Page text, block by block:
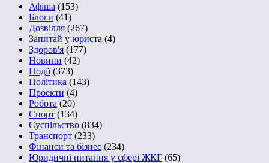
Афіша (153)
Блоги (41)
Дозвілля (267)
Запитай у юриста (4)
Здоров'я (177)
Новини (42)
Події(373)
Політика (143)
Проекти (4)
Робота (20)
Спорт (134)
Суспільство (834)
Транспорт (233)
Фінанси та бізнес (234)
Юридичні питання у сфері ЖКГ (65)